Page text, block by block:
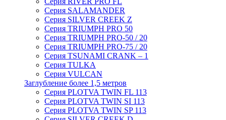
Серия SALAMANDER
Серия SILVER CREEK Z
Серия TRIUMPH PRO 50
Серия TRIUMPH PRO-50 / 20
Серия TRIUMPH PRO-75 / 20
Серия TSUNAMI CRANK – 1
Серия TULKA
Серия VULCAN
Заглубление более 1,5 метров
Серия PLOTVA TWIN FL 113
Серия PLOTVA TWIN SI 113
Серия PLOTVA TWIN SP 113